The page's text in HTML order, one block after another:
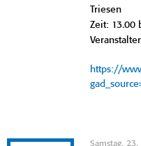
Triesen
Zeit: 13.00
https://
Samstag,